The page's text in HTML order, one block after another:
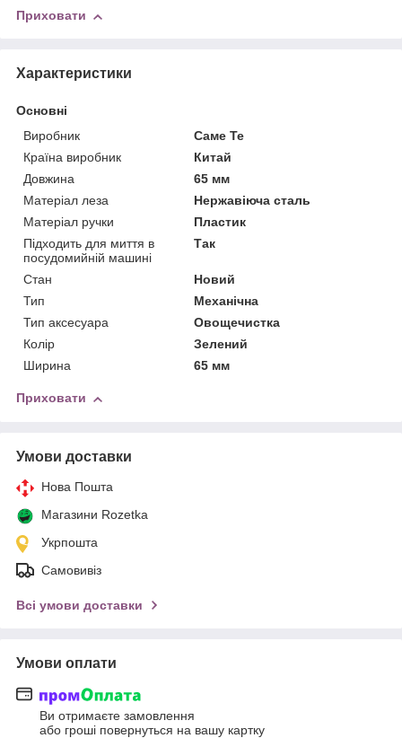
Приховати
Характеристики
Основні
Виробник
Саме Те
Країна виробник
Китай
Довжина
65 мм
Матеріал леза
Нержавіюча сталь
Матеріал ручки
Пластик
Підходить для миття в
посудомийній машині
Так
Стан
Новий
Тип
Механічна
Тип аксесуара
Овощечистка
Колір
Зелений
Ширина
65 мм
Приховати
Умови доставки
Нова Пошта
Магазини Rozetka
Укрпошта
Самовивіз
Всі умови доставки
Умови оплати
Ви отримаєте замовлення
або гроші повернуться на вашу картку